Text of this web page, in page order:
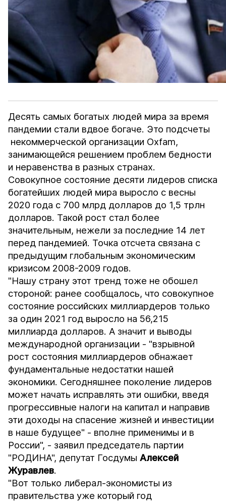
Десять самых богатых людей мира за время
пандемии стали вдвое богаче. Это подсчеты
некоммерческой организации Oxfam,
занимающейся решением проблем бедности
и неравенства в разных странах.
Совокупное состояние десяти лидеров списка
богатейших людей мира выросло с весны
2020 года с 700 млрд долларов до 1,5 трлн
долларов. Такой рост стал более
значительным, нежели за последние 14 лет
перед пандемией. Точка отсчета связана с
предыдущим глобальным экономическим
кризисом 2008-2009 годов.
"Нашу страну этот тренд тоже не обошел
стороной: ранее сообщалось, что совокупное
состояние российских миллиардеров только
за один 2021 год выросло на 56,215
миллиарда долларов. А значит и выводы
международной организации - "взрывной
рост состояния миллиардеров обнажает
фундаментальные недостатки нашей
экономики. Сегодняшнее поколение лидеров
может начать исправлять эти ошибки, введя
прогрессивные налоги на капитал и направив
эти доходы на спасение жизней и инвестиции
в наше будущее" - вполне применимы и в
России", - заявил председатель партии
"РОДИНА", депутат ГосдумыАлексей
Журавлев.
"Вот только либерал-экономисты из
правительства уже который год